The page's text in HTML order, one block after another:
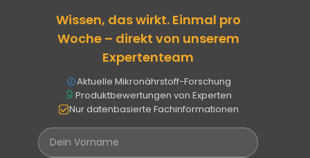
Wissen, das wirkt. Einmal pro
Woche – direkt von unserem
Expertenteam
Aktuelle Mikronährstoff-Forschung
Produktbewertungen von Experten
Nur datenbasierte Fachinformationen